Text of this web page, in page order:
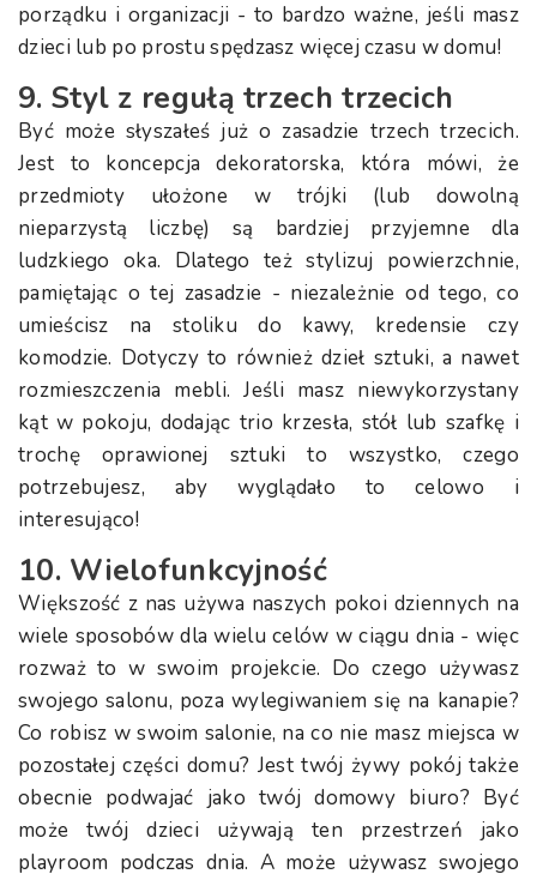
porządku i organizacji - to bardzo ważne, jeśli masz
dzieci lub po prostu spędzasz więcej czasu w domu!
9. Styl z regułą trzech trzecich
Być może słyszałeś już o zasadzie trzech trzecich.
Jest to koncepcja dekoratorska, która mówi, że
przedmioty ułożone w trójki (lub dowolną
nieparzystą liczbę) są bardziej przyjemne dla
ludzkiego oka. Dlatego też stylizuj powierzchnie,
pamiętając o tej zasadzie - niezależnie od tego, co
umieścisz na stoliku do kawy, kredensie czy
komodzie. Dotyczy to również dzieł sztuki, a nawet
rozmieszczenia mebli. Jeśli masz niewykorzystany
kąt w pokoju, dodając trio krzesła, stół lub szafkę i
trochę oprawionej sztuki to wszystko, czego
potrzebujesz, aby wyglądało to celowo i
interesująco!
10. Wielofunkcyjność
Większość z nas używa naszych pokoi dziennych na
wiele sposobów dla wielu celów w ciągu dnia - więc
rozważ to w swoim projekcie. Do czego używasz
swojego salonu, poza wylegiwaniem się na kanapie?
Co robisz w swoim salonie, na co nie masz miejsca w
pozostałej części domu? Jest twój żywy pokój także
obecnie podwajać jako twój domowy biuro? Być
może twój dzieci używają ten przestrzeń jako
playroom podczas dnia. A może używasz swojego